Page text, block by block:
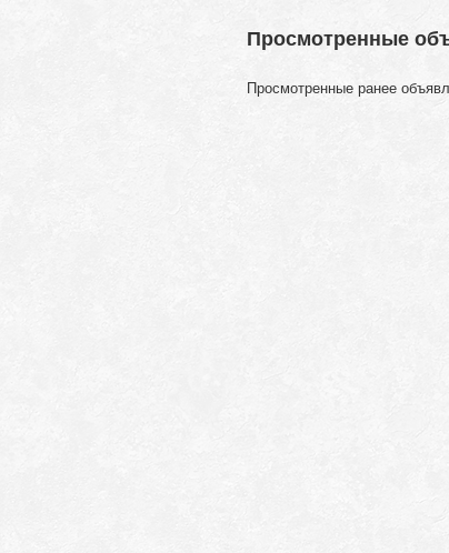
Просмотренные
Просмотренные ранее